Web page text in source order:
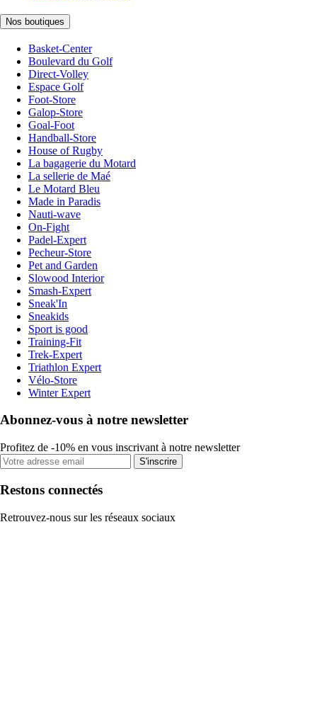
Nos boutiques
Basket-Center
Boulevard du Golf
Direct-Volley
Espace Golf
Foot-Store
Galop-Store
Goal-Foot
Handball-Store
House of Rugby
La bagagerie du Motard
La sellerie de Maé
Le Motard Bleu
Made in Paradis
Nauti-wave
On-Fight
Padel-Expert
Pecheur-Store
Pet and Garden
Slowood Interior
Smash-Expert
Sneak'In
Sneakids
Sport is good
Training-Fit
Trek-Expert
Triathlon Expert
Vélo-Store
Winter Expert
Abonnez-vous à notre newsletter
Profitez de -10% en vous inscrivant à notre newsletter
S'inscrire
Restons connectés
Retrouvez-nous sur les réseaux sociaux